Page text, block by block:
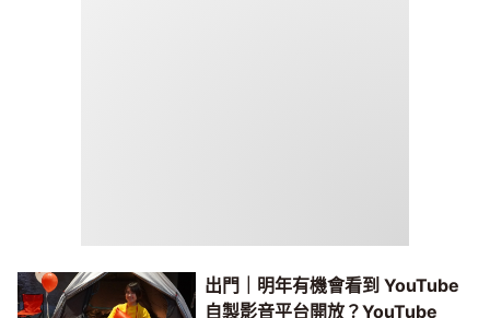
出門｜明年有機會看到 YouTube
自製影音平台開放？YouTube